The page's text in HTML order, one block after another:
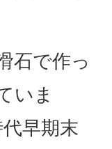
石で作っ
いま
早期末